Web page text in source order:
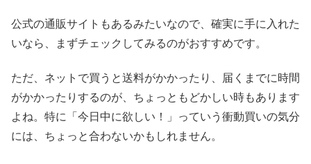
公式の通販サイトもあるみたいなので、確実に手に入れた
いなら、まずチェックしてみるのがおすすめです。
ただ、ネットで買うと送料がかかったり、届くまでに時間
がかかったりするのが、ちょっともどかしい時もあります
よね。特に「今日中に欲しい！」っていう衝動買いの気分
には、ちょっと合わないかもしれません。